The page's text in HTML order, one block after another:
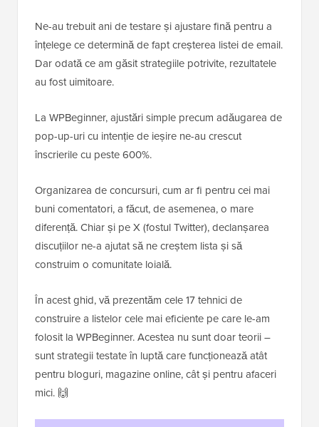
Ne-au trebuit ani de testare și ajustare fină pentru a
înțelege ce determină de fapt creșterea listei de email.
Dar odată ce am găsit strategiile potrivite, rezultatele
au fost uimitoare.
La WPBeginner, ajustări simple precum adăugarea de
pop-up-uri cu intenție de ieșire ne-au crescut
înscrierile cu peste 600%.
Organizarea de concursuri, cum ar fi pentru cei mai
buni comentatori, a făcut, de asemenea, o mare
diferență. Chiar și pe X (fostul Twitter), declanșarea
discuțiilor ne-a ajutat să ne creștem lista și să
construim o comunitate loială.
În acest ghid, vă prezentăm cele 17 tehnici de
construire a listelor cele mai eficiente pe care le-am
folosit la WPBeginner. Acestea nu sunt doar teorii –
sunt strategii testate în luptă care funcționează atât
pentru bloguri, magazine online, cât și pentru afaceri
mici. 🙌